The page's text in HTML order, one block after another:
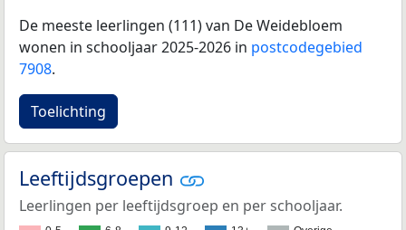
De meeste leerlingen (111) van De Weidebloem
wonen in schooljaar 2025-2026 in postcodegebied
7908.
Toelichting
Leeftijdsgroepen
Leerlingen per leeftijdsgroep en per schooljaar.